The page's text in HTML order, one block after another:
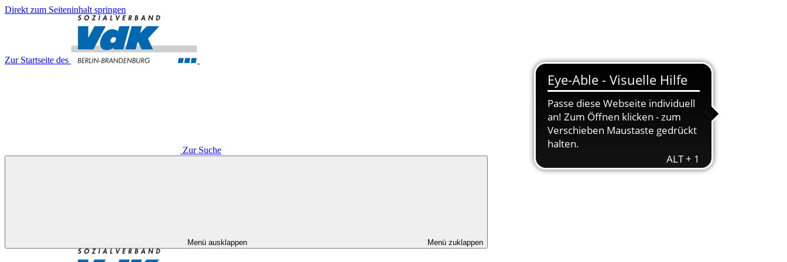
Direkt zum Seiteninhalt springen
Zur Startseite des
Zur Suche
Menü ausklappen Menü zuklappen